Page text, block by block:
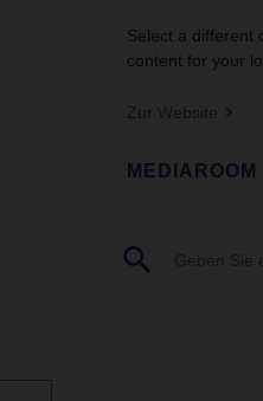
Select a different
content for your
Zur Website
MEDIAROOM